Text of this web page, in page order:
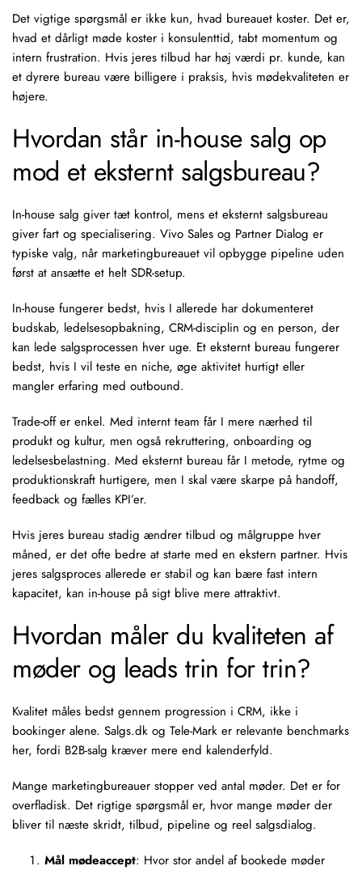
Det vigtige spørgsmål er ikke kun, hvad bureauet koster. Det er,
hvad et dårligt møde koster i konsulenttid, tabt momentum og
intern frustration. Hvis jeres tilbud har høj værdi pr. kunde, kan
et dyrere bureau være billigere i praksis, hvis mødekvaliteten er
højere.
Hvordan står in-house salg op
mod et eksternt salgsbureau?
In-house salg giver tæt kontrol, mens et eksternt salgsbureau
giver fart og specialisering. Vivo Sales og Partner Dialog er
typiske valg, når marketingbureauet vil opbygge pipeline uden
først at ansætte et helt SDR-setup.
In-house fungerer bedst, hvis I allerede har dokumenteret
budskab, ledelsesopbakning, CRM-disciplin og en person, der
kan lede salgsprocessen hver uge. Et eksternt bureau fungerer
bedst, hvis I vil teste en niche, øge aktivitet hurtigt eller
mangler erfaring med outbound.
Trade-off er enkel. Med internt team får I mere nærhed til
produkt og kultur, men også rekruttering, onboarding og
ledelsesbelastning. Med eksternt bureau får I metode, rytme og
produktionskraft hurtigere, men I skal være skarpe på handoff,
feedback og fælles KPI’er.
Hvis jeres bureau stadig ændrer tilbud og målgruppe hver
måned, er det ofte bedre at starte med en ekstern partner. Hvis
jeres salgsproces allerede er stabil og kan bære fast intern
kapacitet, kan in-house på sigt blive mere attraktivt.
Hvordan måler du kvaliteten af
møder og leads trin for trin?
Kvalitet måles bedst gennem progression i CRM, ikke i
bookinger alene. Salgs.dk og Tele-Mark er relevante benchmarks
her, fordi B2B-salg kræver mere end kalenderfyld.
Mange marketingbureauer stopper ved antal møder. Det er for
overfladisk. Det rigtige spørgsmål er, hvor mange møder der
bliver til næste skridt, tilbud, pipeline og reel salgsdialog.
Mål mødeaccept: Hvor stor andel af bookede møder